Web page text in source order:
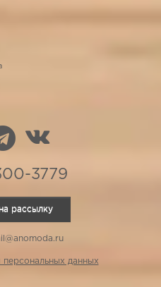
3779
рассылку
персональных данных